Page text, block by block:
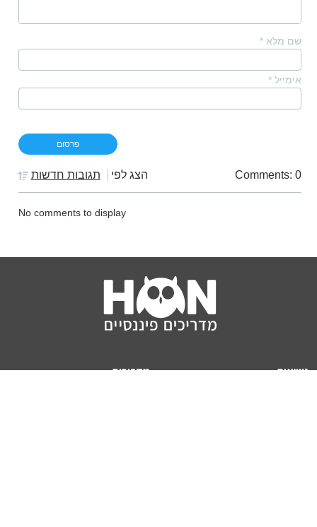
שם מלא *
אימייל *
Comments: 0 הצג לפי תגובות חדשות
No comments to display
נושאים
מדריכים